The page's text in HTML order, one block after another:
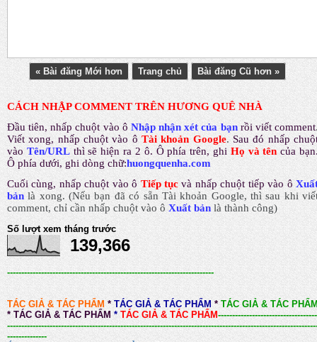
« Bài đăng Mới hơn Trang chủ Bài đăng Cũ hơn »
CÁCH NHẬP COMMENT TRÊN HƯƠNG QUÊ NHÀ
Đầu tiên, nhấp chuột vào ô Nhập nhận xét của bạn rồi viết comment
Viết xong, nhấp chuột vào ô Tài khoản Google. Sau đó nhấp
vào Tên/URL thì sẽ hiện ra 2 ô. Ô phía trên, ghi Họ và tên của
Ô phía dưới, ghi dòng chữ:huongquenha.com
Cuối cùng, nhấp chuột vào ô Tiếp tục và nhấp chuột tiếp vào ô
bản là xong.(Nếu bạn đã có sẵn Tài khoản Google, thì sau khi
comment, chỉ cần nhấp chuột vào ô Xuất bản là thành công)
Số lượt xem tháng trước
139,366
-------------------------------------------------------------------------
TÁC GIẢ & TÁC PHẨM * TÁC GIẢ & TÁC PHẨM * TÁC GIẢ & TÁC
* TÁC GIẢ & TÁC PHẨM * TÁC GIẢ & TÁC PHẨM-----------------------------------
--------------